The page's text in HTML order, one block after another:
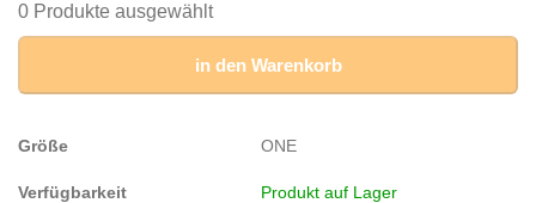
0 Produkte ausgewählt
in den Warenkorb
ONE
Produkt auf Lager